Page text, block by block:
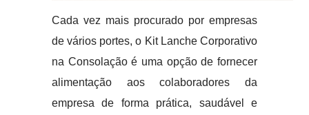
Cada vez mais procurado por empresas
de vários portes, o Kit Lanche Corporativo
na Consolação é uma opção de fornecer
alimentação aos colaboradores da
empresa de forma prática, saudável e